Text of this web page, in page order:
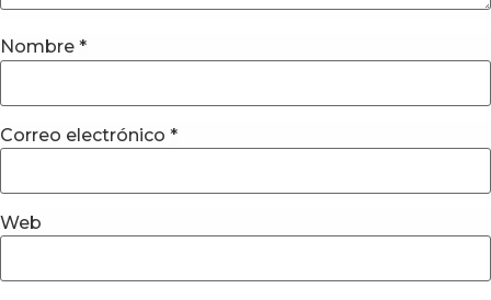
Nombre *
Correo electrónico *
Web